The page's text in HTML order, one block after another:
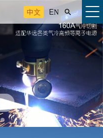
中文 EN 